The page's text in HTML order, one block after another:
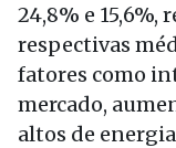
24,8% e 15,6%,
respectivas
fatores como
mercado,
altos de